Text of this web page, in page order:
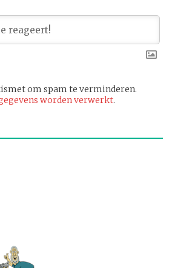
om spam te verminderen.
worden verwerkt.